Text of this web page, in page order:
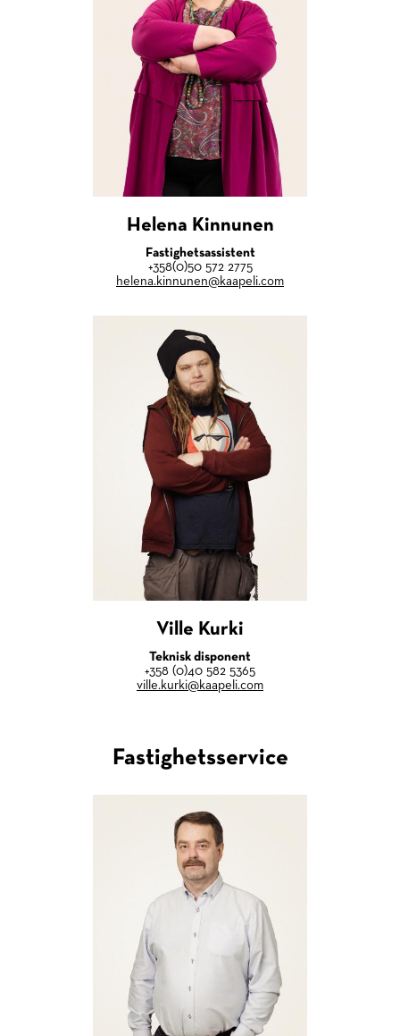
Helena Kinnunen
Fastighetsassistent
+358(0)50 572 2775
helena.kinnunen@kaapeli.com
Ville Kurki
Teknisk disponent
+358 (0)40 582 5365
ville.kurki@kaapeli.com
Fastighetsservice